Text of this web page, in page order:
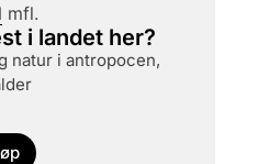
mfl.
i landet her?